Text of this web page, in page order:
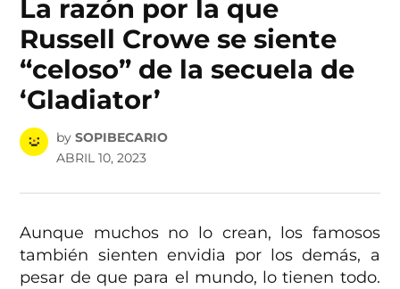
La razón por la que
Russell Crowe se siente
“celoso” de la secuela de
‘Gladiator’
by SOPIBECARIO
ABRIL 10, 2023
Aunque muchos no lo crean, los famosos
también sienten envidia por los demás, a
pesar de que para el mundo, lo tienen todo.